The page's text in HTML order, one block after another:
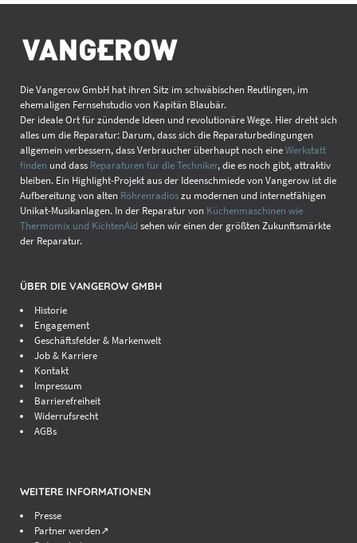
Die Vangerow GmbH hat ihren Sitz im schwäbischen Reutlingen, im
ehemaligen Fernsehstudio von Kapitän Blaubär.
Der ideale Ort für zündende Ideen und revolutionäre Wege. Hier dreht sich
alles um die Reparatur: Darum, dass sich die Reparaturbedingungen
allgemein verbessern, dass Verbraucher überhaupt noch eineWerkstatt
finden und dass Reparaturen für die Techniker, die es noch gibt, attraktiv
bleiben. Ein Highlight-Projekt aus der Ideenschmiede von Vangerow ist die
Aufbereitung von alten Röhrenradioszu modernen und internetfähigen
Unikat-Musikanlagen. In der Reparatur von Küchenmaschinen wie
Thermomix und KichtenAid sehen wir einen der größten Zukunftsmärkte
der Reparatur.
ÜBER DIE VANGEROW GMBH
Historie
Engagement
Geschäftsfelder & Markenwelt
Job & Karriere
Kontakt
Impressum
Barrierefreiheit
Widerrufsrecht
AGBs
WEITERE INFORMATIONEN
Presse
Partner werden↗